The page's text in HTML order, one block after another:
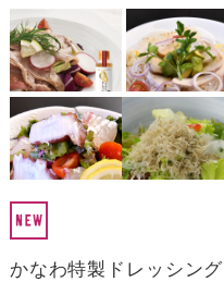
かなわ特製ドレッシング